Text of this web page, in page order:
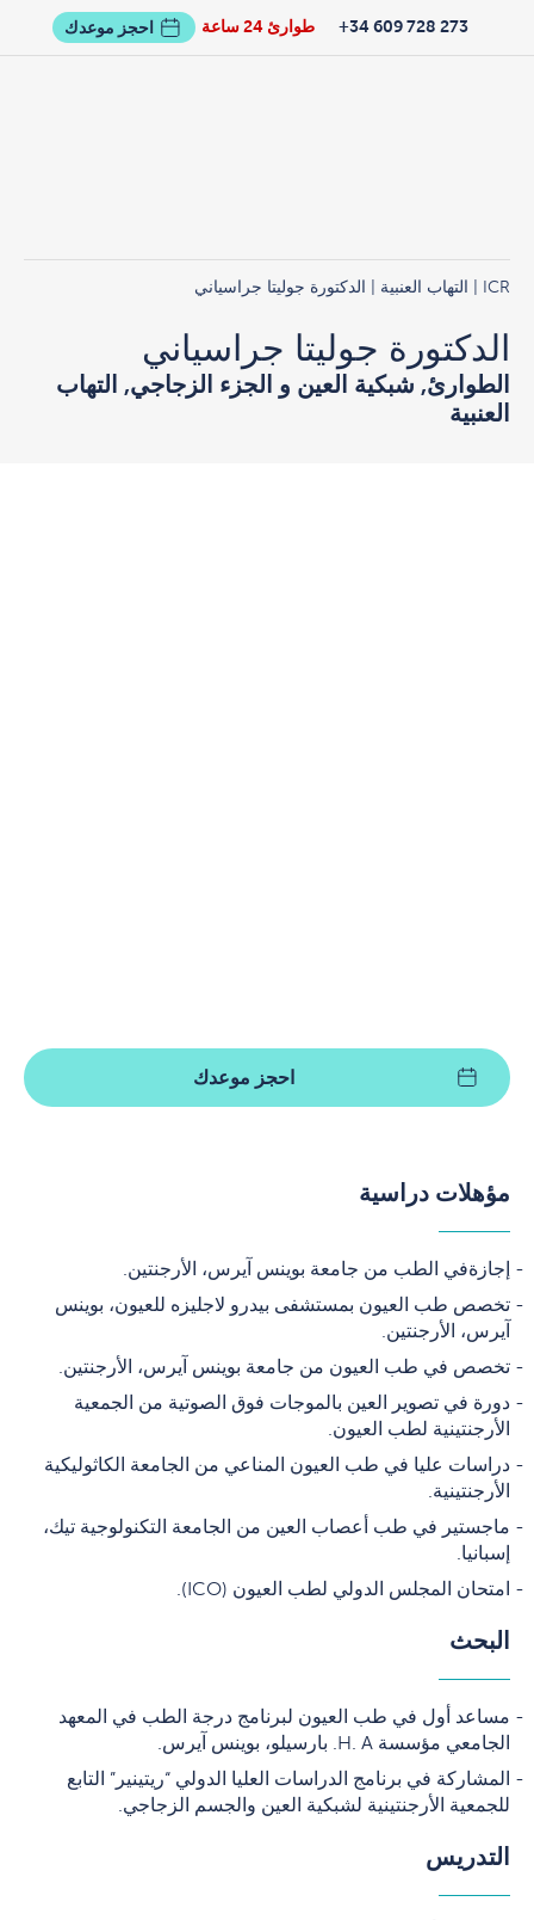
طوارئ 24 ساعة 273 728 609 34+ احجز موعدك
ICR التهاب العنبية | الدكتورة جوليتا جراسياني
الدكتورة جوليتا جراسياني
الطوارئ, شبكية العين و الجزء الزجاجي, التهاب
العنبية
احجز موعدك
مؤهلات دراسية
إجازةفي الطب من جامعة بوينس آيرس، الأرجنتين.
تخصص طب العيون بمستشفى بيدرو لاجليزه للعيون، بوينس
آيرس، الأرجنتين.
تخصص في طب العيون من جامعة بوينس آيرس، الأرجنتين.
دورة في تصوير العين بالموجات فوق الصوتية من الجمعية
الأرجنتينية لطب العيون.
دراسات عليا في طب العيون المناعي من الجامعة الكاثوليكية
الأرجنتينية.
ماجستير في طب أعصاب العين من الجامعة التكنولوجية تيك،
إسبانيا.
امتحان المجلس الدولي لطب العيون (ICO).
البحث
مساعد أول في طب العيون لبرنامج درجة الطب في المعهد
الجامعي مؤسسة H. A. بارسيلو، بوينس آيرس.
المشاركة في برنامج الدراسات العليا الدولي “ريتينير” التابع
للجمعية الأرجنتينية لشبكية العين والجسم الزجاجي.
التدريس